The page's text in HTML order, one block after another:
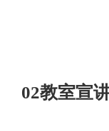
02教室宣